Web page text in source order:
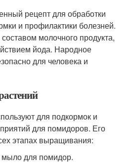
рецепт для обработки
и профилактики болезней.
молочного продукта,
йода. Народное
для человека и
для подкормок и
для помидоров. Его
этапах выращивания: